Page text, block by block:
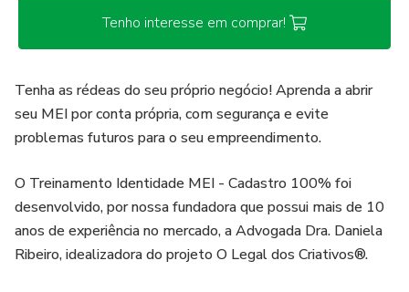
Tenho interesse em comprar!
Tenha as rédeas do seu próprio negócio! Aprenda a abrir
seu MEI por conta própria, com segurança e evite
problemas futuros para o seu empreendimento.
O Treinamento Identidade MEI - Cadastro 100% foi
desenvolvido, por nossa fundadora que possui mais de 10
anos de experiência no mercado, a Advogada Dra. Daniela
Ribeiro, idealizadora do projeto O Legal dos Criativos®.